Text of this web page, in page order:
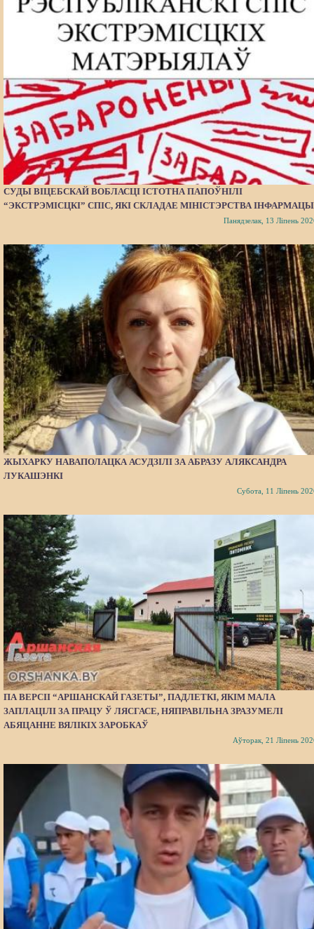
СУДЫ ВІЦЕБСКАЙ ВОБЛАСЦІ ІСТОТНА ПАПОЎНІЛІ
“ЭКСТРЭМІСЦКІ” СПІС, ЯКІ СКЛАДАЕ МІНІСТЭРСТВА
Панядзелак, 13 Ліпень
ЖЫХАРКУ НАВАПОЛАЦКА АСУДЗІЛІ ЗА АБРАЗУ АЛЯКСАНДРА
ЛУКАШЭНКІ
Субота, 11 Ліпень
ПА ВЕРСІІ “АРШАНСКАЙ ГАЗЕТЫ”, ПАДЛЕТКІ, ЯКІМ МАЛА
ЗАПЛАЦІЛІ ЗА ПРАЦУ Ў ЛЯСГАСЕ, НЯПРАВІЛЬНА ЗРАЗУМЕЛІ
АБЯЦАННЕ ВЯЛІКІХ ЗАРОБКАЎ
Аўторак, 21 Ліпень